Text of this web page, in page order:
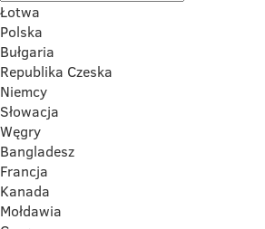
Łotwa
Polska
Bułgaria
Republika Czeska
Niemcy
Słowacja
Węgry
Bangladesz
Francja
Kanada
Mołdawia